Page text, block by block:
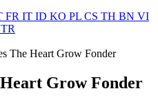
FR IT ID KO PL CS TH BN VI
TR
The Heart Grow Fonder
Grow Fonder